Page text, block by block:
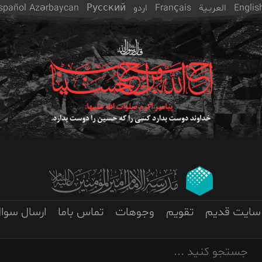
العربـیة Français اردو Русский
Azərbaycan
سایت قدیم تقویم وجوهات تماس باما ارسال